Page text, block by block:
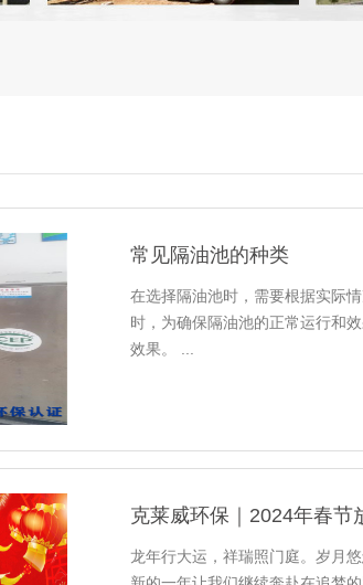
常见隔油池的种类
在选择隔油池时，需要根据实际
时，为确保隔油池的正常运行和
效果。 ...
克莱威环保｜2024年春节
龙年行大运，祥瑞照门庭。岁月